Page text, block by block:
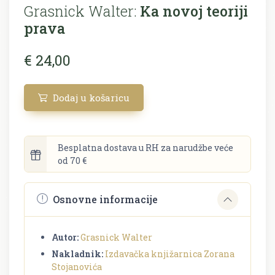
Grasnick Walter: Ka novoj teoriji
prava
€ 24,00
Dodaj u košaricu
Besplatna dostava u RH za narudžbe veće
od 70 €
Osnovne informacije
Autor:Grasnick Walter
Nakladnik: Izdavačka knjižarnica Zorana
Stojanovića